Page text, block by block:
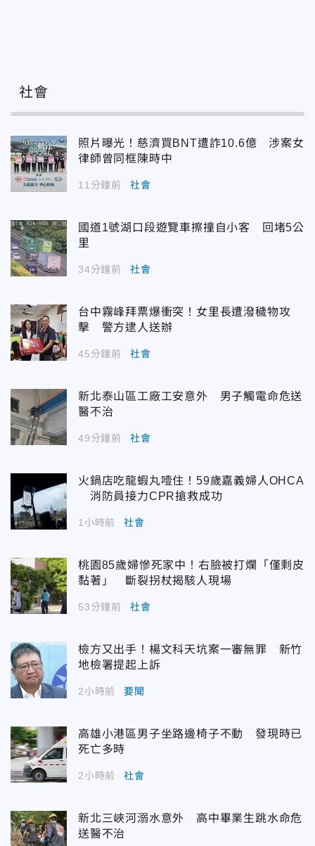
社會
照片曝光！慈濟買BNT遭詐10.6億 涉案女
律師曾同框陳時中
11分鐘前 社會
國道1號湖口段遊覽車擦撞自小客 回堵5公
里
34分鐘前 社會
台中霧峰拜票爆衝突！女里長遭潑穢物攻
擊 警方逮人送辦
45分鐘前 社會
新北泰山區工廠工安意外 男子觸電命危送
醫不治
49分鐘前 社會
火鍋店吃龍蝦丸噎住！59歲嘉義婦人OHCA
消防員接力CPR搶救成功
1小時前 社會
桃園85歲婦慘死家中！右臉被打爛「僅剩皮
黏著」 斷裂拐杖揭駭人現場
53分鐘前 社會
檢方又出手！楊文科天坑案一審無罪 新竹
地檢署提起上訴
2小時前 要聞
高雄小港區男子坐路邊椅子不動 發現時已
死亡多時
2小時前 社會
新北三峽河溺水意外 高中畢業生跳水命危
送醫不治